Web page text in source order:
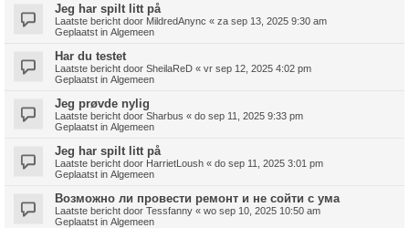
Jeg har spilt litt på
Laatste bericht door MildredAnync « za sep 13, 2025 9:30 am
Geplaatst in Algemeen
Har du testet
Laatste bericht door SheilaReD « vr sep 12, 2025 4:02 pm
Geplaatst in Algemeen
Jeg prøvde nylig
Laatste bericht door Sharbus « do sep 11, 2025 9:33 pm
Geplaatst in Algemeen
Jeg har spilt litt på
Laatste bericht door HarrietLoush « do sep 11, 2025 3:01 pm
Geplaatst in Algemeen
Возможно ли провести ремонт и не сойти с ума
Laatste bericht door Tessfanny « wo sep 10, 2025 10:50 am
Geplaatst in Algemeen